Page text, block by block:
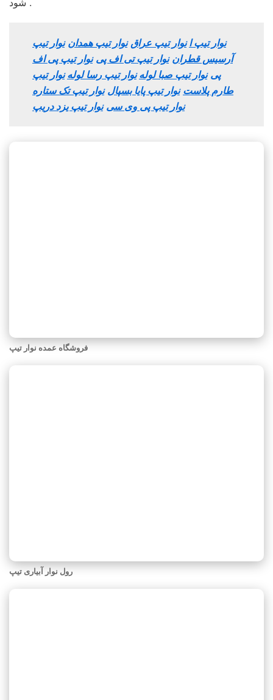
نوار تیپ ا نوار تیپ عراق نوار تیپ همدان نوار تیپ
آرسیس قطران نوار تیپ تی اف پی نوار تیپ پی اف
پی نوار تیپ صبا لوله نوار تیپ رسا لوله نوار تیپ
طارم پلاست نوار تیپ پایا بسپال نوار تیپ تک ستاره
نوار تیپ پی وی سی نوار تیپ یزد دریپ
فروشگاه عمده نوار تیپ
رول نوار آبیاری تیپ